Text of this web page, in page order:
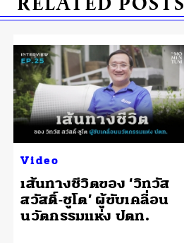
Video
เส้นทางชีวิตของ ‘วิทวัส
สวัสดิ์-ชูโต’ ผู้ขับเคลื่อน
นวัตกรรมแห่ง ปตท.